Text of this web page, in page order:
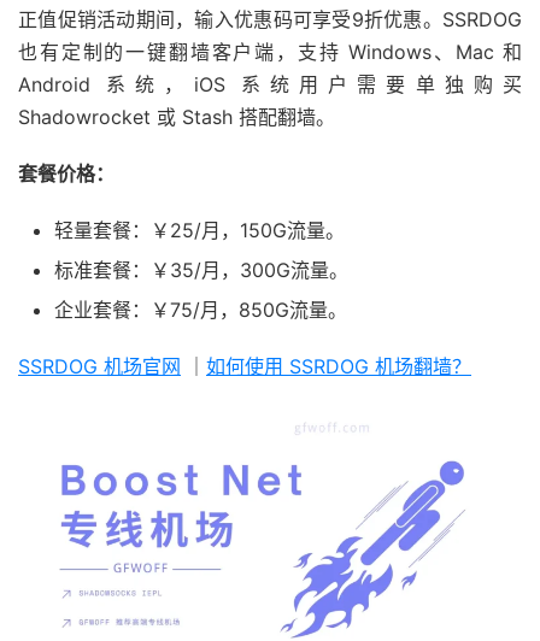
正值促销活动期间，输入优惠码可享受9折优惠。SSRDOG
也有定制的一键翻墙客户端，支持 Windows、Mac 和
Android 系统，iOS 系统用户需要单独购买
Shadowrocket 或 Stash 搭配翻墙。
套餐价格：
轻量套餐：￥25/月，150G流量。
标准套餐：￥35/月，300G流量。
企业套餐：￥75/月，850G流量。
SSRDOG 机场官网 如何使用 SSRDOG 机场翻墙？